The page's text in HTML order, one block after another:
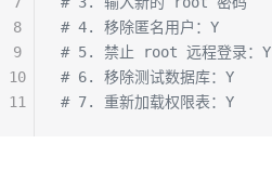
# 4. 移除匿名用户：Y
# 5. 禁止 root 远程登录：Y
# 6. 移除测试数据库：Y
# 7. 重新加载权限表：Y
8
9
10
11